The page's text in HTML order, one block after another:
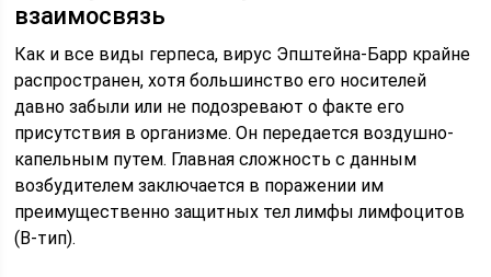
взаимосвязь
Как и все виды герпеса, вирус Эпштейна-Барр крайне
распространен, хотя большинство его носителей
давно забыли или не подозревают о факте его
присутствия в организме. Он передается воздушно-
капельным путем. Главная сложность с данным
возбудителем заключается в поражении им
преимущественно защитных тел лимфы лимфоцитов
(В-тип).